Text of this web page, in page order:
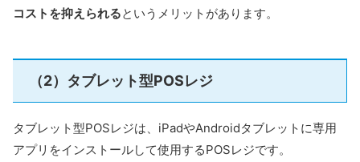
コストを抑えられるというメリットがあります。
（2）タブレット型POSレジ
タブレット型POSレジは、iPadやAndroidタブレットに専用
アプリをインストールして使用するPOSレジです。